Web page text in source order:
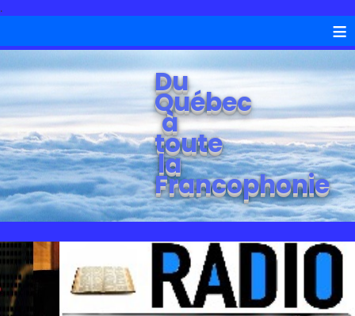
.
≡
Du
Québec
à
toute
la
Francophonie